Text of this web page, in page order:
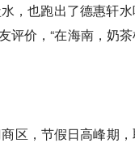
，也跑出了德惠轩水
评价，“在海南，奶
区，节假日高峰期